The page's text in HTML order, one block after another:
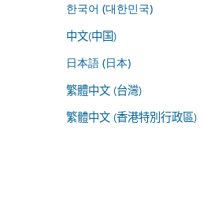
한국어 (대한민국)
中文(中国)
日本語 (日本)
繁體中文 (台灣)
繁體中文 (香港特別行政區)